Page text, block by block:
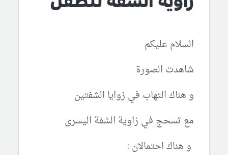
السلام عليكم
شاهدت الصورة
و هناك التهاب في زوايا الشفتين
مع تسحج في زاوية الشفة اليسرى
و هناك احتمالان :